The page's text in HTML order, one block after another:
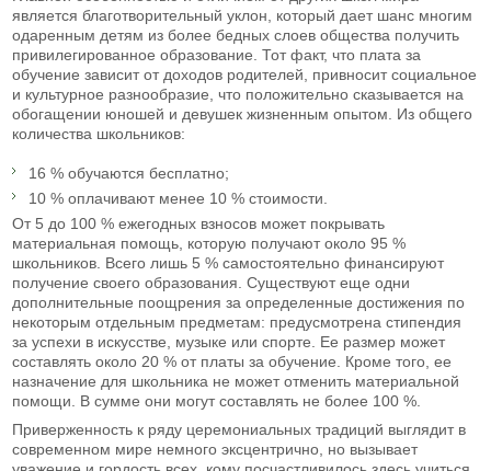
является благотворительный уклон, который дает шанс многим
одаренным детям из более бедных слоев общества получить
привилегированное образование. Тот факт, что плата за
обучение зависит от доходов родителей, привносит социальное
и культурное разнообразие, что положительно сказывается на
обогащении юношей и девушек жизненным опытом. Из общего
количества школьников:
16 % обучаются бесплатно;
10 % оплачивают менее 10 % стоимости.
От 5 до 100 % ежегодных взносов может покрывать
материальная помощь, которую получают около 95 %
школьников. Всего лишь 5 % самостоятельно финансируют
получение своего образования. Существуют еще одни
дополнительные поощрения за определенные достижения по
некоторым отдельным предметам: предусмотрена стипендия
за успехи в искусстве, музыке или спорте. Ее размер может
составлять около 20 % от платы за обучение. Кроме того, ее
назначение для школьника не может отменить материальной
помощи. В сумме они могут составлять не более 100 %.
Приверженность к ряду церемониальных традиций выглядит в
современном мире немного эксцентрично, но вызывает